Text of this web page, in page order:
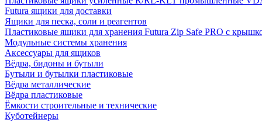
Futura ящики для доставки
Ящики для песка, соли и реагентов
Пластиковые ящики для хранения Futura Zip Safe PRO с
Модульные системы хранения
Аксессуары для ящиков
Вёдра, бидоны и бутыли
Бутыли и бутылки пластиковые
Вёдра металлические
Вёдра пластиковые
Ёмкости строительные и технические
Куботейнеры